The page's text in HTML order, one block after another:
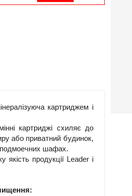
картриджем і
картриджі схиляє до
або приватний будинок,
подмоечних шафах.
продукції Leader і